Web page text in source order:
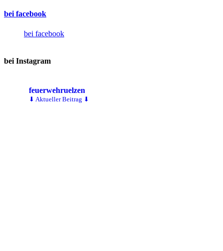
bei facebook
bei facebook
bei Instagram
feuerwehruelzen
⬇ Aktueller Beitrag ⬇